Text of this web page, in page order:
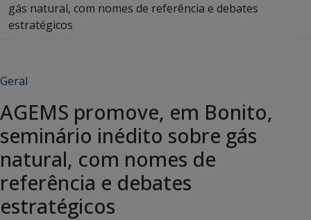
gás natural, com nomes de referência e debates
estratégicos
Geral
AGEMS promove, em Bonito,
seminário inédito sobre gás
natural, com nomes de
referência e debates
estratégicos